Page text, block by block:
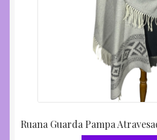
Ruana Guarda Pampa